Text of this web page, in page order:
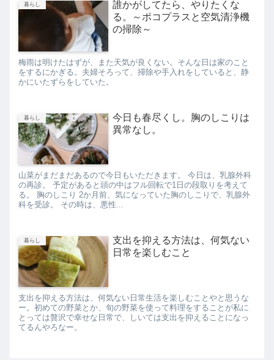
暮らし
誰かがしてたら、やりたくな
る。～ポコプラスと空気清浄機
の掃除～
梅雨は明けたはずが、また天気が良くない。そんな日は家のこと
をするにかぎる。夫婦そろって、掃除や手入れをしていると、静
かにいたずらをしていた。
暮らし
今日も春尽くし。胸のしこりは
異常なし。
山菜がまだまだあるので今日もいただきます。 今日は、乳腺外科
の再診。 予定があると頭の中はフル回転で1日の段取りを考えて
る。 胸のしこり 2か月前、気になっていた胸のしこりで、乳腺外
科を受診。 その時は、悪性...
暮らし
支出を抑える方法は、何気ない
日常を楽しむこと
支出を抑える方法は、何気ない日常生活を楽しむことやと思うな
ー。初めての野菜とか、旬の野菜を使って料理をすることが私に
とっては贅沢で幸せな日常で、しいては支出を抑えることになっ
てるんやろなー。